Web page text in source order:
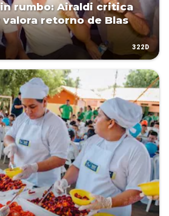
rumbo: Airaldi critica
retorno de Blas
322D